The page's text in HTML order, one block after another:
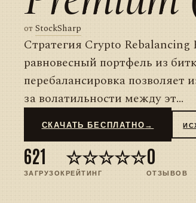
отStockSharp
Стратегия Crypto
равновесный портфель из
перебалансировка
за волатильности между эт...
СКАЧАТЬ БЕСПЛАТНО →
621
ЗАГРУЗОК
☆☆☆☆☆
РЕЙТИНГ
0
ОТЗЫВОВ